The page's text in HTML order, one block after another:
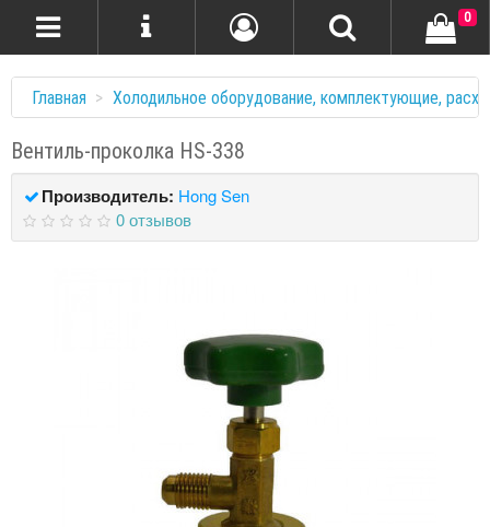
0
Главная Холодильное оборудование, комплектующие,
Вентиль-проколка HS-338
Производитель: Hong Sen
0 отзывов